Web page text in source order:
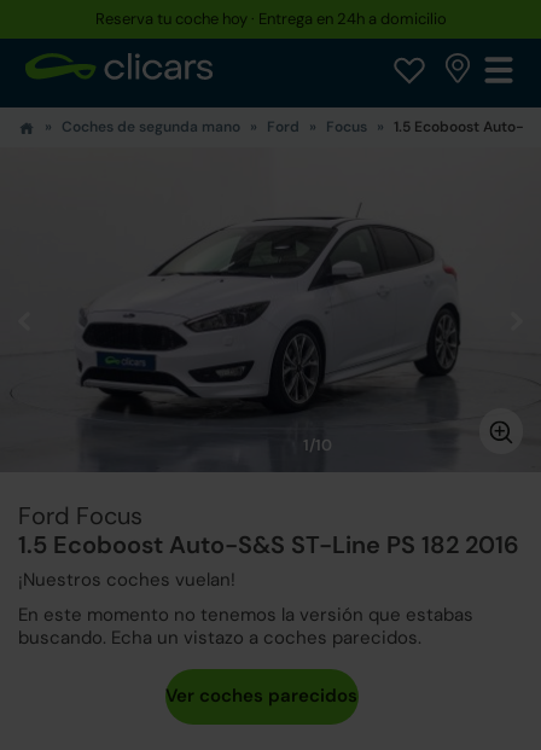
Reserva tu coche hoy · Entrega en 24h a domicilio
Coches de segunda mano Ford Focus 1.5 Ecoboost Auto-
1/10
Ford Focus
1.5 Ecoboost Auto-S&S ST-Line PS 182 2016
¡Nuestros coches vuelan!
En este momento no tenemos la versión que estabas
buscando. Echa un vistazo a coches parecidos.